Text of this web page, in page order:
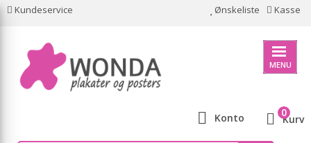
Kundeservice Ønskeliste Kasse
MENU
Konto Kurv
0